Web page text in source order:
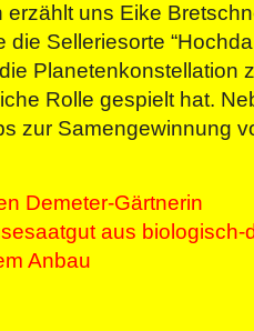
uns Eike
Selleriesorte
Planetenkonstellation
Rolle gespielt hat.
zur Samengewinnung
Demeter-Gärtnerin
aus
Anbau